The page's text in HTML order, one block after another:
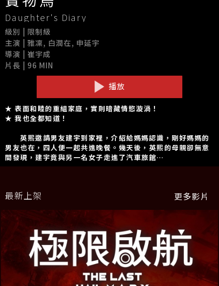
Daughter's Diary
級別 | 限制級
主演 | 雅凜, 白潤在, 申延宇
導演 | 崔宇成
片長 | 96 MIN
播放
★ 表面和睦的重組家庭，實則暗藏情慾漩渦！
★ 我也全都知道！
英熙邀請男友建宇到家裡，介紹給媽媽認識，剛好媽媽的
男友也在，四人便一起共進晚餐。幾天後，英熙的母親卻無意
間發現，建宇竟與另一名女子走進了汽車旅館…
最新上架 更多影片